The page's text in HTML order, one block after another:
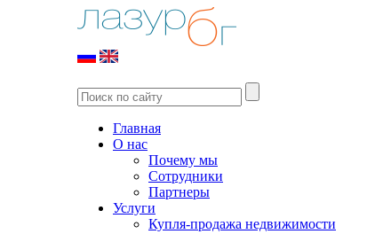
Главная
О нас
Почему мы
Сотрудники
Партнеры
Услуги
Купля-продажа недвижимости